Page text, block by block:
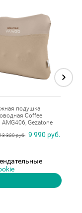
подушка
Coffee
AMG406, Gezatone
320 руб. 9 990 руб.
КУПИТЬ